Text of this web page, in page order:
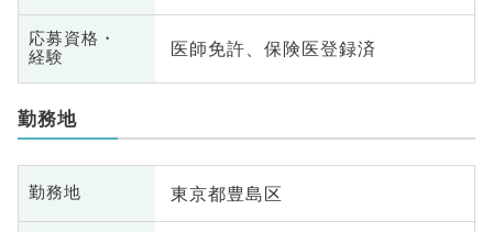
応募資格・
経験
医師免許、保険医登録済
勤務地
勤務地 東京都豊島区